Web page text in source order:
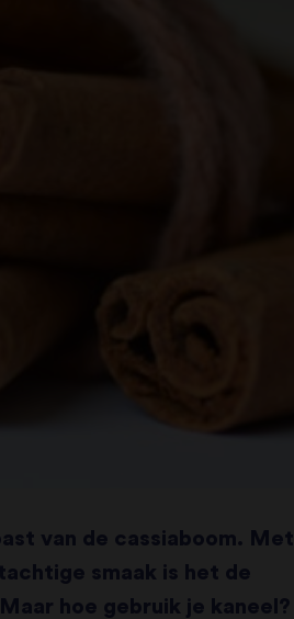
van de cassiaboom. Met
smaak is het de
hoe gebruik je kaneel?